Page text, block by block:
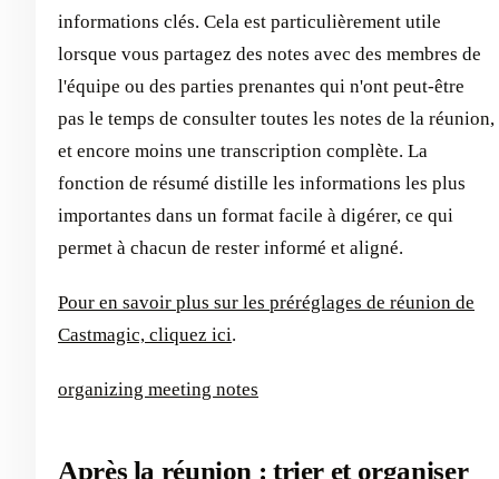
informations clés. Cela est particulièrement utile
lorsque vous partagez des notes avec des membres de
l'équipe ou des parties prenantes qui n'ont peut-être
pas le temps de consulter toutes les notes de la réunion,
et encore moins une transcription complète. La
fonction de résumé distille les informations les plus
importantes dans un format facile à digérer, ce qui
permet à chacun de rester informé et aligné.
Pour en savoir plus sur les préréglages de réunion de
Castmagic, cliquez ici.
organizing meeting notes
Après la réunion : trier et organiser